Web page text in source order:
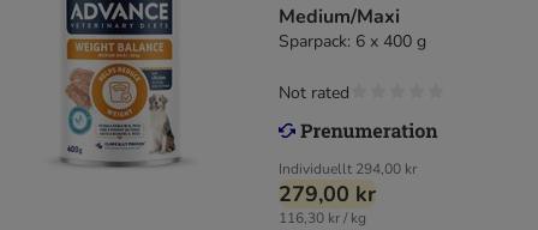
Medium/Maxi
Sparpack: 6 x 400 g
Individuellt 294,00 kr
279,00 kr
116,30 kr / kg
Not rated